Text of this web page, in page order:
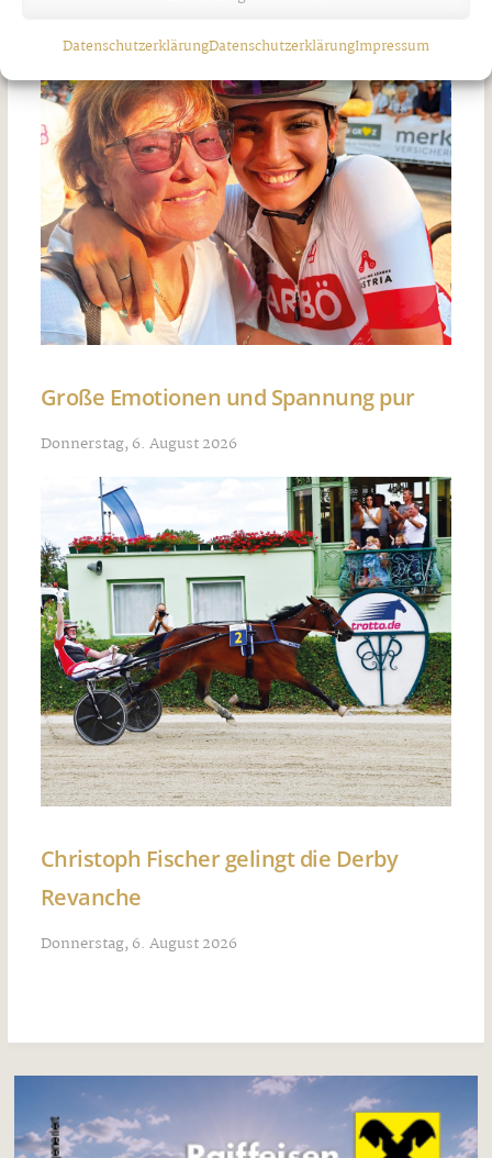
DatenschutzerklärungDatenschutzerklärungImpressum
Große Emotionen und Spannung pur
Donnerstag, 6. August 2026
Christoph Fischer gelingt die Derby
Revanche
Donnerstag, 6. August 2026